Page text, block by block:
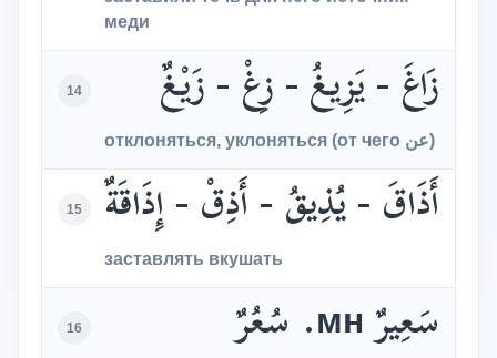
меди
14 زَاغَ - يَزِيغُ - زِغْ - زَيْغٌ
отклоняться, уклоняться (от чего عن)
15 أَذَاقَ - يُذِيقُ - أَذِقْ - إِذَاقَةٌ
заставлять вкушать
16 سَعِيرٌ мн. سُعُرٌ